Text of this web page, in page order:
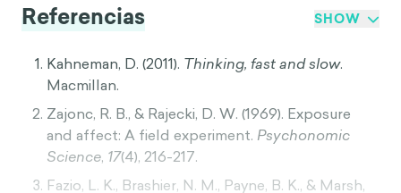
Referencias SHOW
Kahneman, D. (2011). Thinking, fast and slow.
Macmillan.
Zajonc, R. B., & Rajecki, D. W. (1969). Exposure
and affect: A field experiment. Psychonomic
Science, 17(4), 216-217.
Fazio, L. K., Brashier, N. M., Payne, B. K., & Marsh,